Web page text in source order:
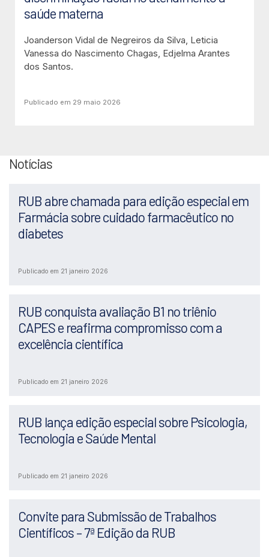
saúde materna
Joanderson Vidal de Negreiros da Silva, Leticia
Vanessa do Nascimento Chagas, Edjelma Arantes
dos Santos.
Publicado em 29 maio 2026
Notícias
RUB abre chamada para edição especial em
Farmácia sobre cuidado farmacêutico no
diabetes
Publicado em 21 janeiro 2026
RUB conquista avaliação B1 no triênio
CAPES e reafirma compromisso com a
excelência científica
Publicado em 21 janeiro 2026
RUB lança edição especial sobre Psicologia,
Tecnologia e Saúde Mental
Publicado em 21 janeiro 2026
Convite para Submissão de Trabalhos
Científicos – 7ª Edição da RUB